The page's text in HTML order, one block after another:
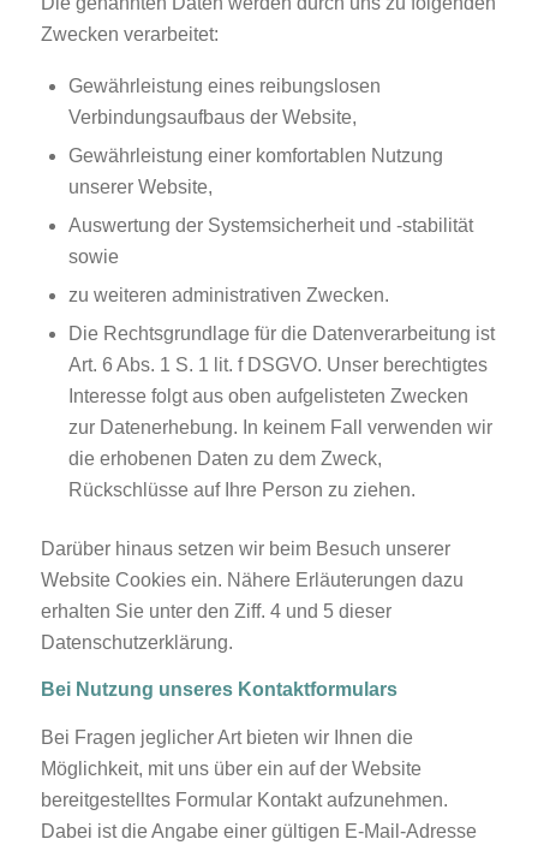
Zwecken verarbeitet:
Gewährleistung eines reibungslosen
Verbindungsaufbaus der Website,
Gewährleistung einer komfortablen Nutzung
unserer Website,
Auswertung der Systemsicherheit und -stabilität
sowie
zu weiteren administrativen Zwecken.
Die Rechtsgrundlage für die Datenverarbeitung ist
Art. 6 Abs. 1 S. 1 lit. f DSGVO. Unser berechtigtes
Interesse folgt aus oben aufgelisteten Zwecken
zur Datenerhebung. In keinem Fall verwenden wir
die erhobenen Daten zu dem Zweck,
Rückschlüsse auf Ihre Person zu ziehen.
Darüber hinaus setzen wir beim Besuch unserer
Website Cookies ein. Nähere Erläuterungen dazu
erhalten Sie unter den Ziff. 4 und 5 dieser
Datenschutzerklärung.
Bei Nutzung unseres Kontaktformulars
Bei Fragen jeglicher Art bieten wir Ihnen die
Möglichkeit, mit uns über ein auf der Website
bereitgestelltes Formular Kontakt aufzunehmen.
Dabei ist die Angabe einer gültigen E-Mail-Adresse